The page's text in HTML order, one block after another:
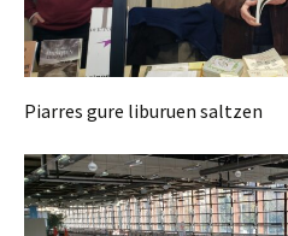
Piarres gure liburuen saltzen